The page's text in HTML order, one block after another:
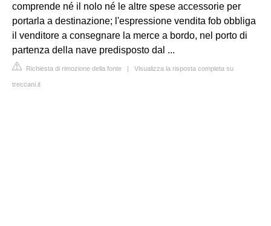
comprende né il nolo né le altre spese accessorie per
portarla a destinazione; l'espressione vendita fob obbliga
il venditore a consegnare la merce a bordo, nel porto di
partenza della nave predisposto dal ...
Richiesta di rimozione della fonte | Visualizza la risposta completa su
treccani.it